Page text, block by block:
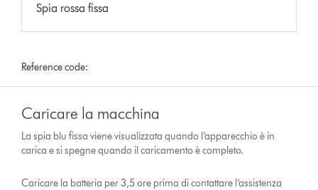
Spia rossa fissa
Reference code:
Caricare la macchina
La spia blu fissa viene visualizzata quando l’apparecchio è in
carica e si spegne quando il caricamento è completo.
Caricare la batteria per 3,5 ore prima di contattare l’assistenza